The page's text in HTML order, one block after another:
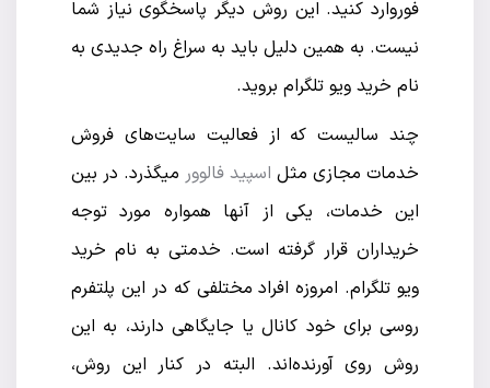
فوروارد کنید. این روش دیگر پاسخگوی نیاز شما
نیست. به همین دلیل باید به سراغ راه جدیدی به
نام خرید ویو تلگرام بروید.
چند سالیست که از فعالیت سایت‌های فروش
خدمات مجازی مثل اسپید فالوور میگذرد. در بین
این خدمات، یکی از آنها همواره مورد توجه
خریداران قرار گرفته است. خدمتی به نام خرید
ویو تلگرام. امروزه افراد مختلفی که در این پلتفرم
روسی برای خود کانال یا جایگاهی دارند، به این
روش روی آورنده‌اند. البته در کنار این روش،